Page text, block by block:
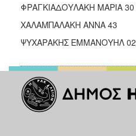
ΦΡΑΓΚΙΑΔΟΥΛΑΚΗ ΜΑΡΙΑ 30
ΧΑΛΑΜΠΑΛΑΚΗ ΑΝΝΑ 43
ΨΥΧΑΡΑΚΗΣ ΕΜΜΑΝΟΥΗΛ 02